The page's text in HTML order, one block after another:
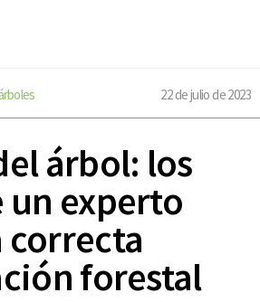
árboles 22 de julio de 2023
árbol: los
un experto
correcta
forestal